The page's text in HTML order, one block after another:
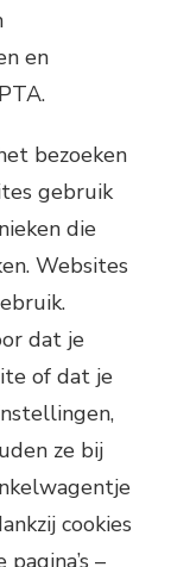
en
bezoeken
gebruik
die
Websites
dat je
of dat je
ze bij
cookies
–